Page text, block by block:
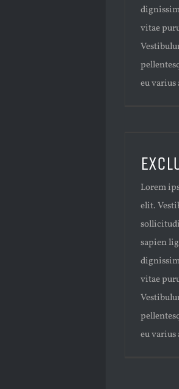
vitae
eu varius
Lorem
elit.
sapien
vitae
eu varius